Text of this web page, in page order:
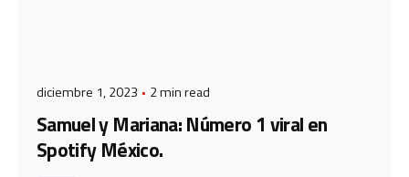
diciembre 1, 2023 2 min read
Samuel y Mariana: Número 1 viral en
Spotify México.